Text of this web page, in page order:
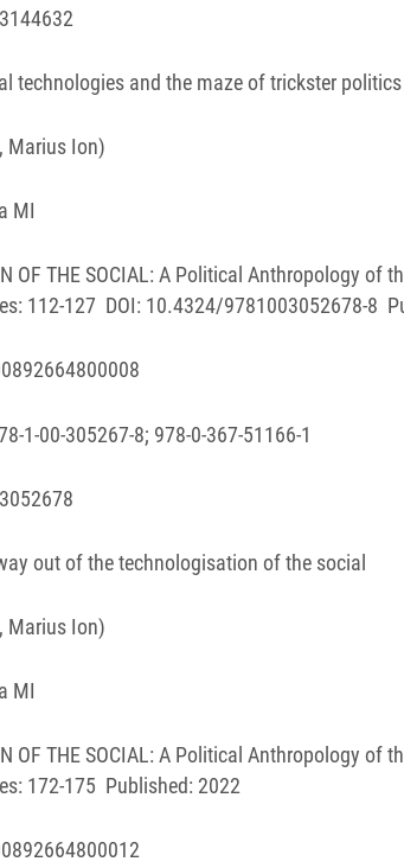
technologies and the maze of trickster politics
Marius Ion)
MI
OF THE SOCIAL: A Political Anthropology
112-127 DOI: 10.4324/9781003052678-8
1-00-305267-8; 978-0-367-51166-1
out of the technologisation of the social
Marius Ion)
MI
OF THE SOCIAL: A Political Anthropology
172-175 Published: 2022